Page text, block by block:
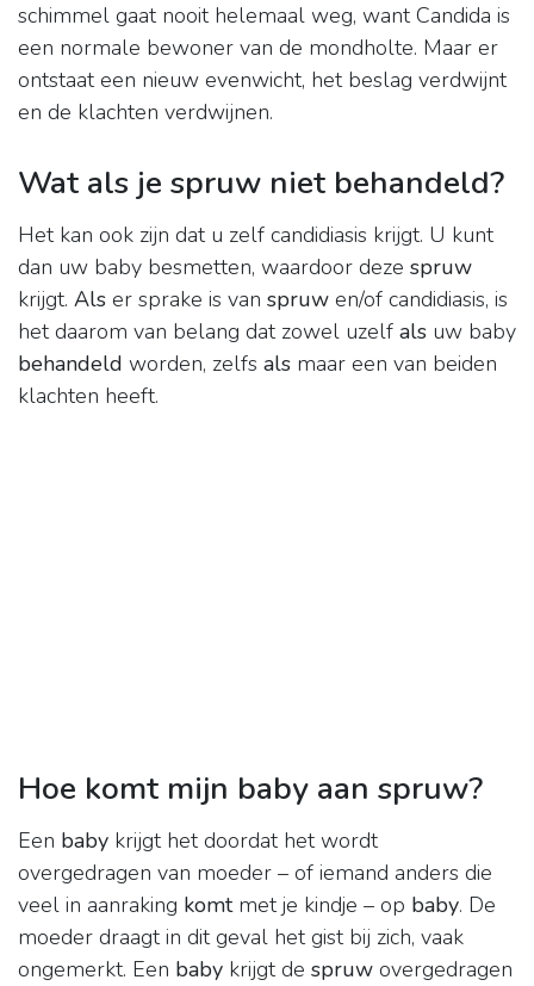
schimmel gaat nooit helemaal weg, want Candida is
een normale bewoner van de mondholte. Maar er
ontstaat een nieuw evenwicht, het beslag verdwijnt
en de klachten verdwijnen.
Wat als je spruw niet behandeld?
Het kan ook zijn dat u zelf candidiasis krijgt. U kunt
dan uw baby besmetten, waardoor deze spruw
krijgt. Als er sprake is van spruw en/of candidiasis, is
het daarom van belang dat zowel uzelf als uw baby
behandeld worden, zelfs als maar een van beiden
klachten heeft.
Hoe komt mijn baby aan spruw?
Een baby krijgt het doordat het wordt
overgedragen van moeder – of iemand anders die
veel in aanraking komtmet je kindje – op baby. De
moeder draagt in dit geval het gist bij zich, vaak
ongemerkt. Een baby krijgt de spruw overgedragen